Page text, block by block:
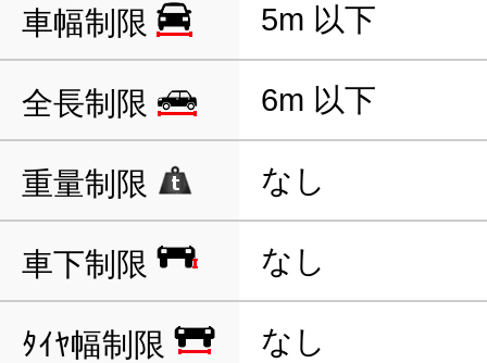
車幅制限 5m 以下
全長制限 6m 以下
重量制限 なし
車下制限 なし
ﾀｲﾔ幅制限 なし